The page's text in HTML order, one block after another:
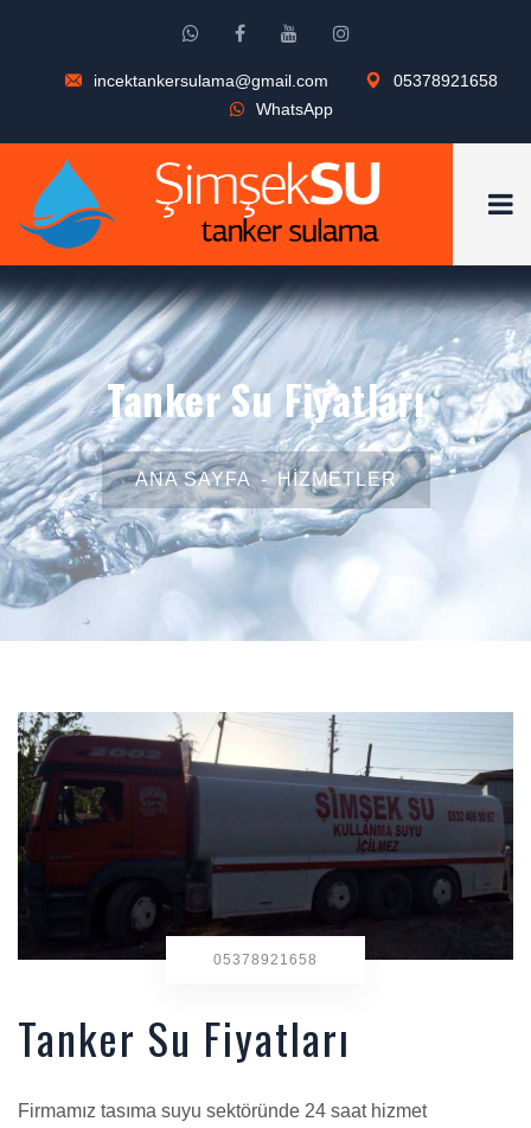
incektankersulama@gmail.com
05378921658
WhatsApp
Tanker Su Fiyatları
ANA SAYFA HIZMETLER
05378921658
Tanker Su Fiyatları
Firmamız tasıma suyu sektöründe 24 saat hizmet